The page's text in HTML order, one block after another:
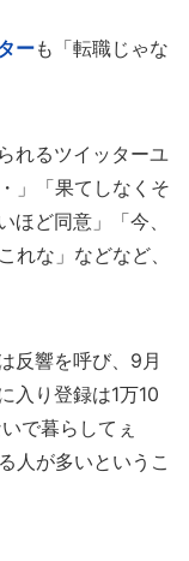
ーも「転職じゃな
れるツイッターユ
」「果てしなくそ
ほど同意」「今、
れな」などなど、
反響を呼び、9月
入り登録は1万10
で暮らしてぇ
人が多いというこ